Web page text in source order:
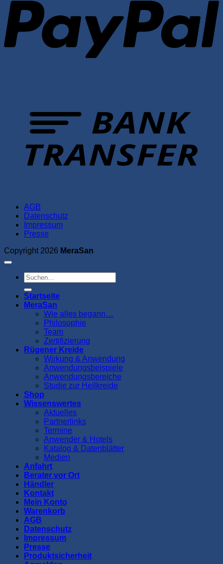
AGB
Datenschutz
Impressum
Presse
Copyright 2026 MeraSan
Suchen
nach:
Startseite
MeraSan
Wie alles begann…
Philosophie
Team
Zertifizierung
Rügener Kreide
Wirkung & Anwendung
Anwendungsbeispiele
Anwendungsbereiche
Studie zur Heilkreide
Shop
Wissenswertes
Aktuelles
Partnerlinks
Termine
Anwender & Hotels
Katalog & Datenblätter
Medien
Anfahrt
Berater vor Ort
Händler
Kontakt
Mein Konto
Warenkorb
AGB
Datenschutz
Impressum
Presse
Produktsicherheit